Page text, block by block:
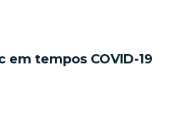
tempos COVID-19